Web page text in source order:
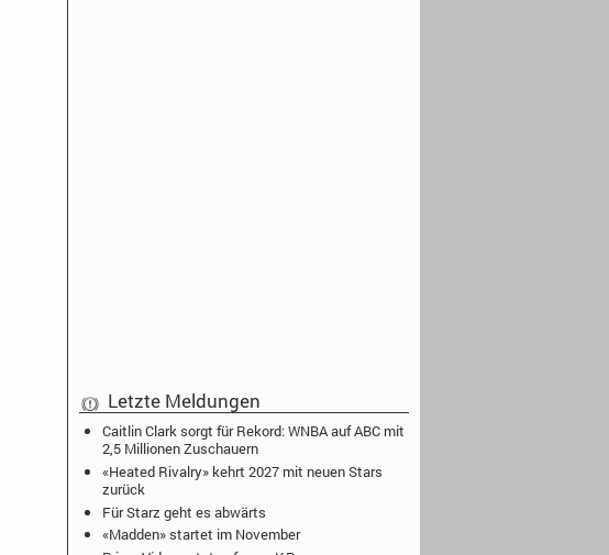
Letzte Meldungen
Caitlin Clark sorgt für Rekord: WNBA auf ABC mit
2,5 Millionen Zuschauern
«Heated Rivalry» kehrt 2027 mit neuen Stars
zurück
Für Starz geht es abwärts
«Madden» startet im November